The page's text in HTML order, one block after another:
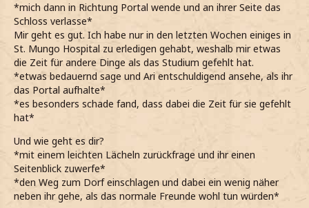
*mich dann in Richtung Portal wende und an ihrer Seite das
Schloss verlasse*
Mir geht es gut. Ich habe nur in den letzten Wochen einiges in
St. Mungo Hospital zu erledigen gehabt, weshalb mir etwas
die Zeit für andere Dinge als das Studium gefehlt hat.
*etwas bedauernd sage und Ari entschuldigend ansehe, als ihr
das Portal aufhalte*
*es besonders schade fand, dass dabei die Zeit für sie gefehlt
hat*
Und wie geht es dir?
*mit einem leichten Lächeln zurückfrage und ihr einen
Seitenblick zuwerfe*
*den Weg zum Dorf einschlagen und dabei ein wenig näher
neben ihr gehe, als das normale Freunde wohl tun würden*